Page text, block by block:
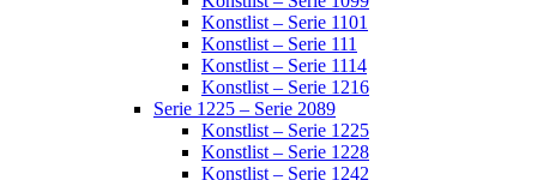
Konstlist – Serie 1101
Konstlist – Serie 111
Konstlist – Serie 1114
Konstlist – Serie 1216
Serie 1225 – Serie 2089
Konstlist – Serie 1225
Konstlist – Serie 1228
Konstlist – Serie 1242